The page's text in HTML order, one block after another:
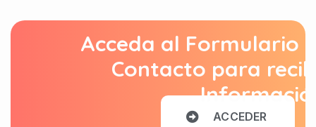
Acceda al Formulario
Contacto para
ACCEDER